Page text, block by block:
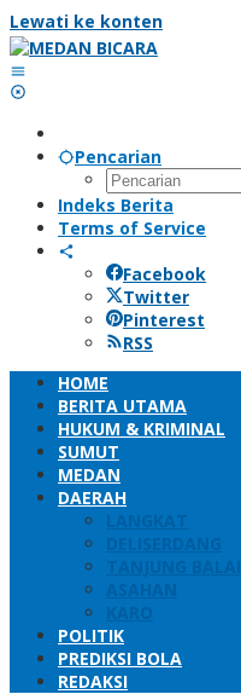
Lewati ke konten
Pencarian
Indeks Berita
Terms of Service
Facebook
Twitter
Pinterest
RSS
HOME
BERITA UTAMA
HUKUM & KRIMINAL
SUMUT
MEDAN
DAERAH
LANGKAT
DELISERDANG
TANJUNG BALAI
ASAHAN
KARO
POLITIK
PREDIKSI BOLA
REDAKSI